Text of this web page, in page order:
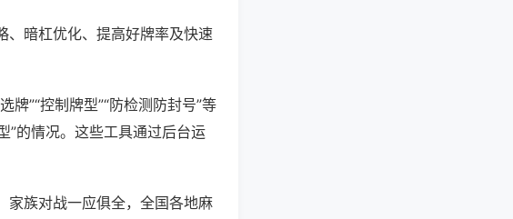
、暗杠优化、提高好牌率及快速
”“控制牌型”“防检测防封号”等
”的情况。这些工具通过后台运
家族对战一应俱全，全国各地麻